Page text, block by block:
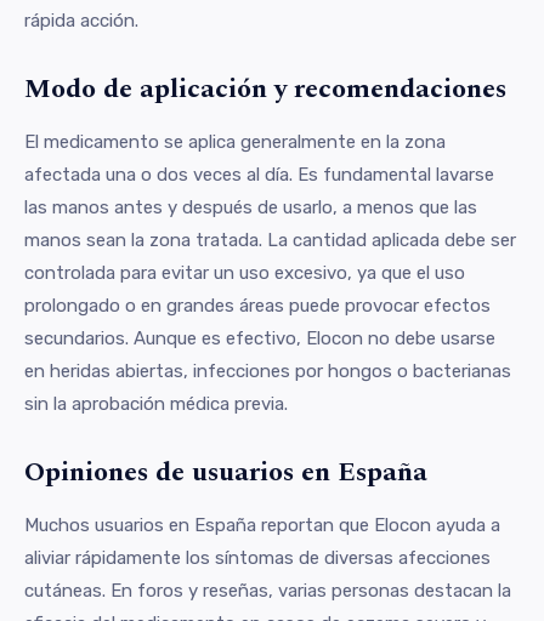
rápida acción.
Modo de aplicación y recomendaciones
El medicamento se aplica generalmente en la zona
afectada una o dos veces al día. Es fundamental lavarse
las manos antes y después de usarlo, a menos que las
manos sean la zona tratada. La cantidad aplicada debe ser
controlada para evitar un uso excesivo, ya que el uso
prolongado o en grandes áreas puede provocar efectos
secundarios. Aunque es efectivo, Elocon no debe usarse
en heridas abiertas, infecciones por hongos o bacterianas
sin la aprobación médica previa.
Opiniones de usuarios en España
Muchos usuarios en España reportan que Elocon ayuda a
aliviar rápidamente los síntomas de diversas afecciones
cutáneas. En foros y reseñas, varias personas destacan la